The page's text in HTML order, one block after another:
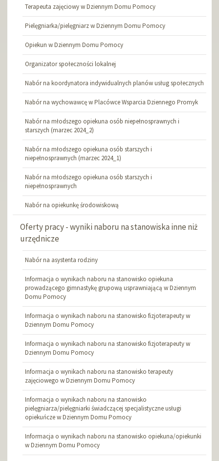
Terapeuta zajęciowy w Dziennym Domu Pomocy
Pielęgniarka/pielęgniarz w Dziennym Domu Pomocy
Opiekun w Dziennym Domu Pomocy
Organizator społeczności lokalnej
Nabór na koordynatora indywidualnych planów usług społecznych
Nabór na wychowawcę w Placówce Wsparcia Dziennego Promyk
Nabór na młodszego opiekuna osób niepełnosprawnych i
starszych (marzec 2024_2)
Nabór na młodszego opiekuna osób starszych i
niepełnosprawnych (marzec 2024_1)
Nabór na młodszego opiekuna osób starszych i
niepełnosprawnych
Nabór na opiekunkę środowiskową
Oferty pracy - wyniki naboru na stanowiska inne niż
urzędnicze
Nabór na asystenta rodziny
Informacja o wynikach naboru na stanowisko opiekuna
prowadzącego gimnastykę grupową usprawniającą w Dziennym
Domu Pomocy
Informacja o wynikach naboru na stanowisko fizjoterapeuty w
Dziennym Domu Pomocy
Informacja o wynikach naboru na stanowisko fizjoterapeuty w
Dziennym Domu Pomocy
Informacja o wynikach naboru na stanowisko terapeuty
zajęciowego w Dziennym Domu Pomocy
Informacja o wynikach naboru na stanowisko
pielęgniarza/pielęgniarki świadczącej specjalistyczne usługi
opiekuńcze w Dziennym Domu Pomocy
Informacja o wynikach naboru na stanowisko opiekuna/opiekunki
w Dziennym Domu Pomocy